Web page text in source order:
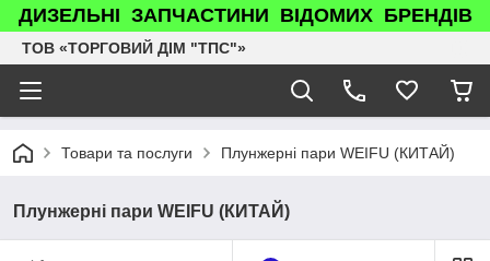
ДИЗЕЛЬНІ ЗАПЧАСТИНИ ВІДОМИХ БРЕНДІВ
ТОВ «ТОРГОВИЙ ДІМ "ТПС"»
Товари та послуги Плунжерні пари WEIFU (КИТАЙ)
Плунжерні пари WEIFU (КИТАЙ)